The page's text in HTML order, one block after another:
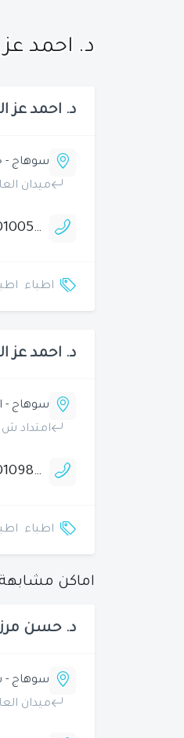
د. احمد
د. احمد عز
سوهاج -
ميدان
01005426098
اطباء
د. احمد عز
سوهاج -
امتداد ش
01098802011
اطباء
اماكن
د. حسن
سوهاج -
ميدان